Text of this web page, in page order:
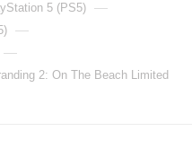
5 (PS5) —
—
—
2: On The Beach Limited